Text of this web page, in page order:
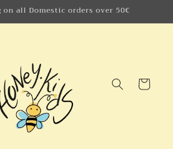
on all Domestic orders over 50€
Cart